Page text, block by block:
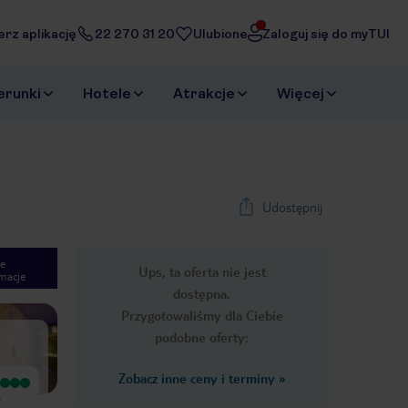
aplikację 22 270 31 20 Ulubione Zaloguj się do myTUI
Hotele Atrakcje Więcej
Udostępnij
Ups, ta oferta nie jest
dostępna.
Przygotowaliśmy dla Ciebie
podobne oferty:
Zobacz inne ceny i terminy »
Next slide
1/29
Wyjątkowy